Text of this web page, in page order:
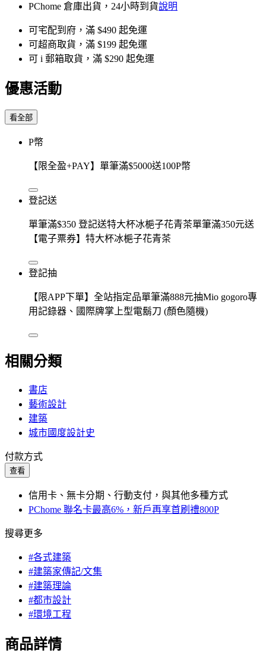
PChome 倉庫出貨，24小時到貨說明
可宅配到府，滿 $490 起免運
可超商取貨，滿 $199 起免運
可 i 郵箱取貨，滿 $290 起免運
優惠活動
看全部
P幣
【限全盈+PAY】單筆滿$5000送100P幣
登記送
單筆滿$350 登記送特大杯冰梔子花青茶單筆滿350元送
【電子票券】特大杯冰梔子花青茶
登記抽
【限APP下單】全站指定品單筆滿888元抽Mio gogoro專
用記錄器、國際牌掌上型電鬍刀 (顏色隨機)
相關分類
書店
藝術設計
建築
城市國度設計史
付款方式
查看
信用卡、無卡分期、行動支付，與其他多種方式
PChome 聯名卡最高6%，新戶再享首刷禮800P
搜尋更多
#各式建築
#建築家傳記/文集
#建築理論
#都市設計
#環境工程
商品詳情